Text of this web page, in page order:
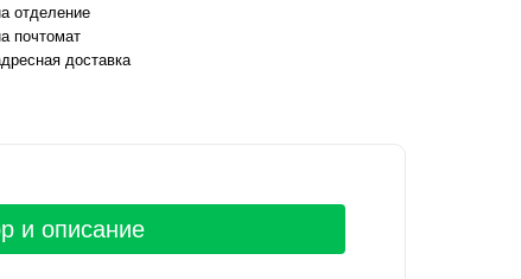
отделение
почтомат
доставка
и описание